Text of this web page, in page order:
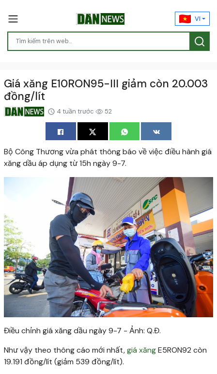
VI
Giá xăng E10RON95-III giảm còn 20.003
đồng/lít
4 tuần trước 52
Bộ Công Thương vừa phát thông báo về việc điều hành giá
xăng dầu áp dụng từ 15h ngày 9-7.
Điều chỉnh giá xăng dầu ngày 9-7 - Ảnh: Q.Đ.
Như vậy theo thông cáo mới nhất,giá xăngE5RON92 còn
19.191 đồng/lít (giảm 539 đồng/lít).